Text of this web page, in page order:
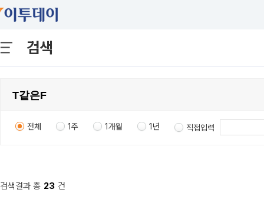
검색
전체 1주 1개월 1년 직접입력
검색결과 총 23 건